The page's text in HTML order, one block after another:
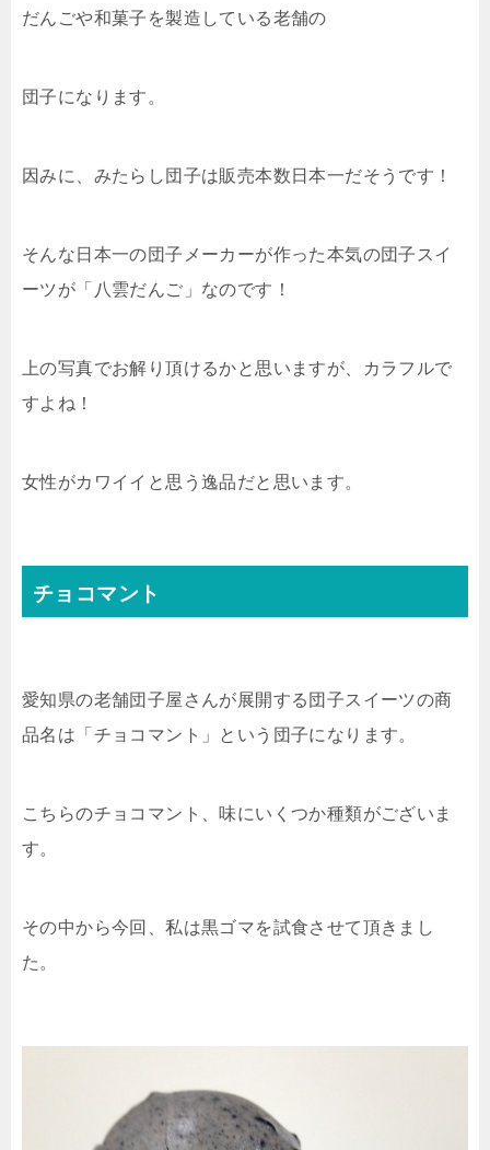
だんごや和菓子を製造している老舗の
団子になります。
因みに、みたらし団子は販売本数日本一だそうです！
そんな日本一の団子メーカーが作った本気の団子スイ
ーツが「八雲だんご」なのです！
上の写真でお解り頂けるかと思いますが、カラフルで
すよね！
女性がカワイイと思う逸品だと思います。
チョコマント
愛知県の老舗団子屋さんが展開する団子スイーツの商
品名は「チョコマント」という団子になります。
こちらのチョコマント、味にいくつか種類がございま
す。
その中から今回、私は黒ゴマを試食させて頂きまし
た。